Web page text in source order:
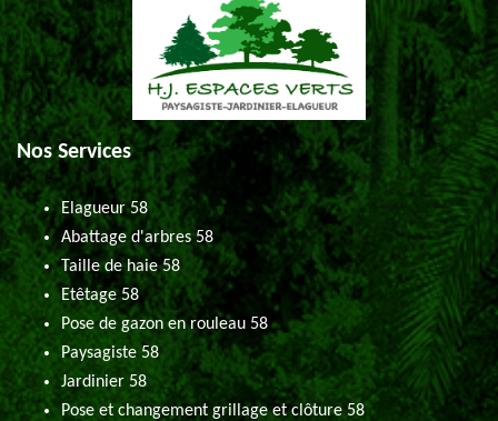
Nos Services
Elagueur 58
Abattage d'arbres 58
Taille de haie 58
Etêtage 58
Pose de gazon en rouleau 58
Paysagiste 58
Jardinier 58
Pose et changement grillage et clôture 58